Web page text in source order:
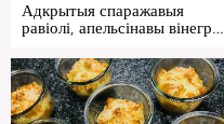
Адкрытыя спаражавыя
равіолі, апельсінавы вінегр…